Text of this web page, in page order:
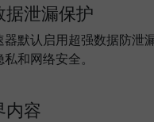
据泄漏保护
器默认启用超强数据防泄
和网络安全。
内容